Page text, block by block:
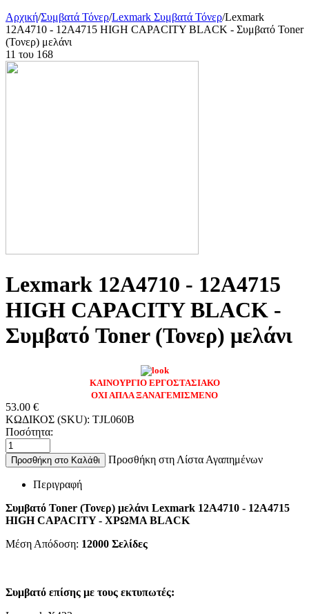
Αρχική/Συμβατά Τόνερ/Lexmark Συμβατά Τόνερ/Lexmark
12A4710 - 12A4715 HIGH CAPACITY BLACK - Συμβατό Toner
(Τονερ) μελάνι
11 του 168
Lexmark 12A4710 - 12A4715
HIGH CAPACITY BLACK -
Συμβατό Toner (Τονερ) μελάνι
ΚΑΙΝΟΥΡΓΙΟ ΕΡΓΟΣΤΑΣΙΑΚΟ
ΟΧΙ ΑΠΛΑ ΞΑΝΑΓΕΜΙΣΜΕΝΟ
53.00 €
ΚΩΔΙΚΟΣ (SKU): TJL060B
Ποσότητα:
Προσθήκη στο Καλάθι Προσθήκη στη Λίστα Αγαπημένων
Περιγραφή
Συμβατό Toner (Τονερ) μελάνι Lexmark 12A4710 - 12A4715
HIGH CAPACITY - ΧΡΩΜΑ BLACK
Μέση Απόδοση: 12000 Σελίδες
Συμβατό επίσης με τους εκτυπωτές: